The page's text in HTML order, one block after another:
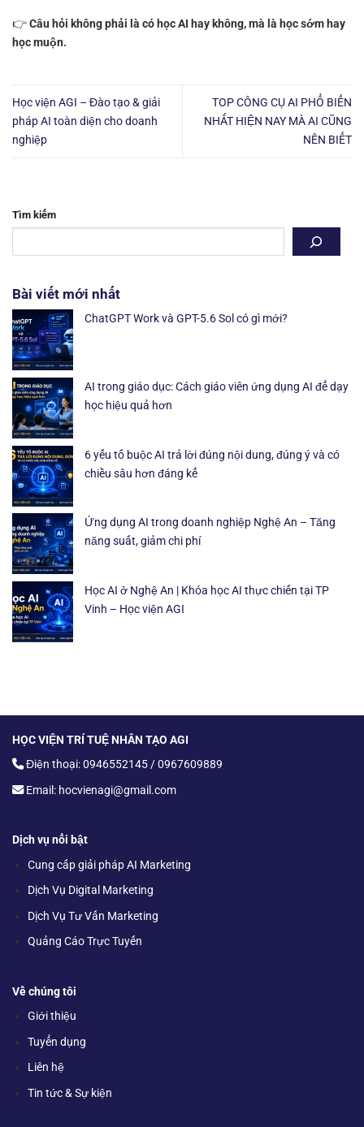
👉Câu hỏi không phải là có học AI hay không, mà là học sớm hay
học muộn.
Học viện AGI – Đào tạo & giải
pháp AI toàn diện cho doanh
nghiệp
TOP CÔNG CỤ AI PHỔ BIẾN
NHẤT HIỆN NAY MÀ AI CŨNG
NÊN BIẾT
Tìm kiếm
Bài viết mới nhất
ChatGPT Work và GPT-5.6 Sol có gì mới?
AI trong giáo dục: Cách giáo viên ứng dụng AI để dạy
học hiệu quả hơn
6 yếu tố buộc AI trả lời đúng nội dung, đúng ý và có
chiều sâu hơn đáng kể
Ứng dụng AI trong doanh nghiệp Nghệ An – Tăng
năng suất, giảm chi phí
Học AI ở Nghệ An | Khóa học AI thực chiến tại TP
Vinh – Học viện AGI
HỌC VIỆN TRÍ TUỆ NHÂN TẠO AGI
Điện thoại: 0946552145 / 0967609889
Email: hocvienagi@gmail.com
Dịch vụ nổi bật
Cung cấp giải pháp AI Marketing
Dịch Vụ Digital Marketing
Dịch Vụ Tư Vấn Marketing
Quảng Cáo Trực Tuyến
Về chúng tôi
Giới thiệu
Tuyển dụng
Liên hệ
Tin tức & Sự kiện